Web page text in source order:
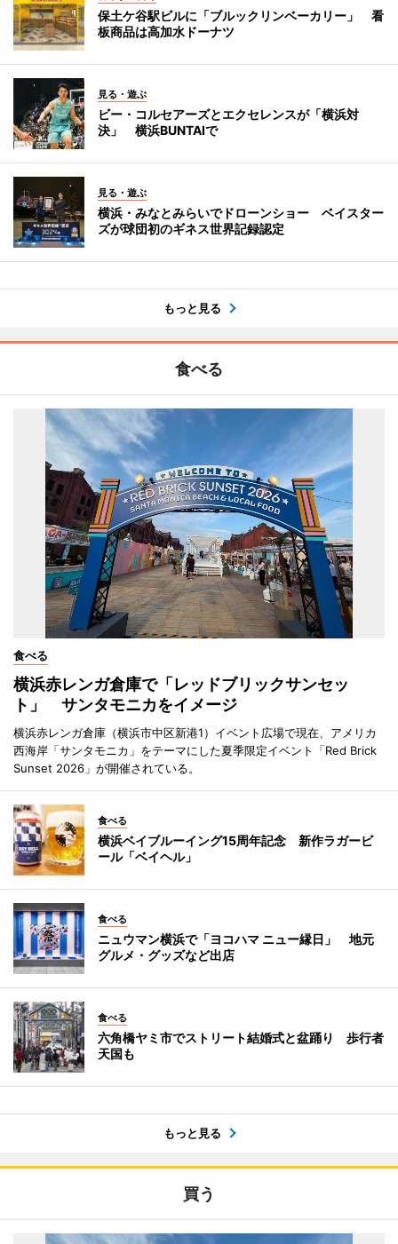
保土ケ谷駅ビルに「ブルックリンベーカリー」 看
板商品は高加水ドーナツ
見る・遊ぶ
ビー・コルセアーズとエクセレンスが「横浜対
決」 横浜BUNTAIで
見る・遊ぶ
横浜・みなとみらいでドローンショー ベイスター
ズが球団初のギネス世界記録認定
もっと見る
食べる
食べる
横浜赤レンガ倉庫で「レッドブリックサンセッ
ト」 サンタモニカをイメージ
横浜赤レンガ倉庫（横浜市中区新港1）イベント広場で現在、アメリカ
西海岸「サンタモニカ」をテーマにした夏季限定イベント「Red Brick
Sunset 2026」が開催されている。
食べる
横浜ベイブルーイング15周年記念 新作ラガービ
ール「ベイヘル」
食べる
ニュウマン横浜で「ヨコハマ ニュー縁日」 地元
グルメ・グッズなど出店
食べる
六角橋ヤミ市でストリート結婚式と盆踊り 歩行者
天国も
もっと見る
買う